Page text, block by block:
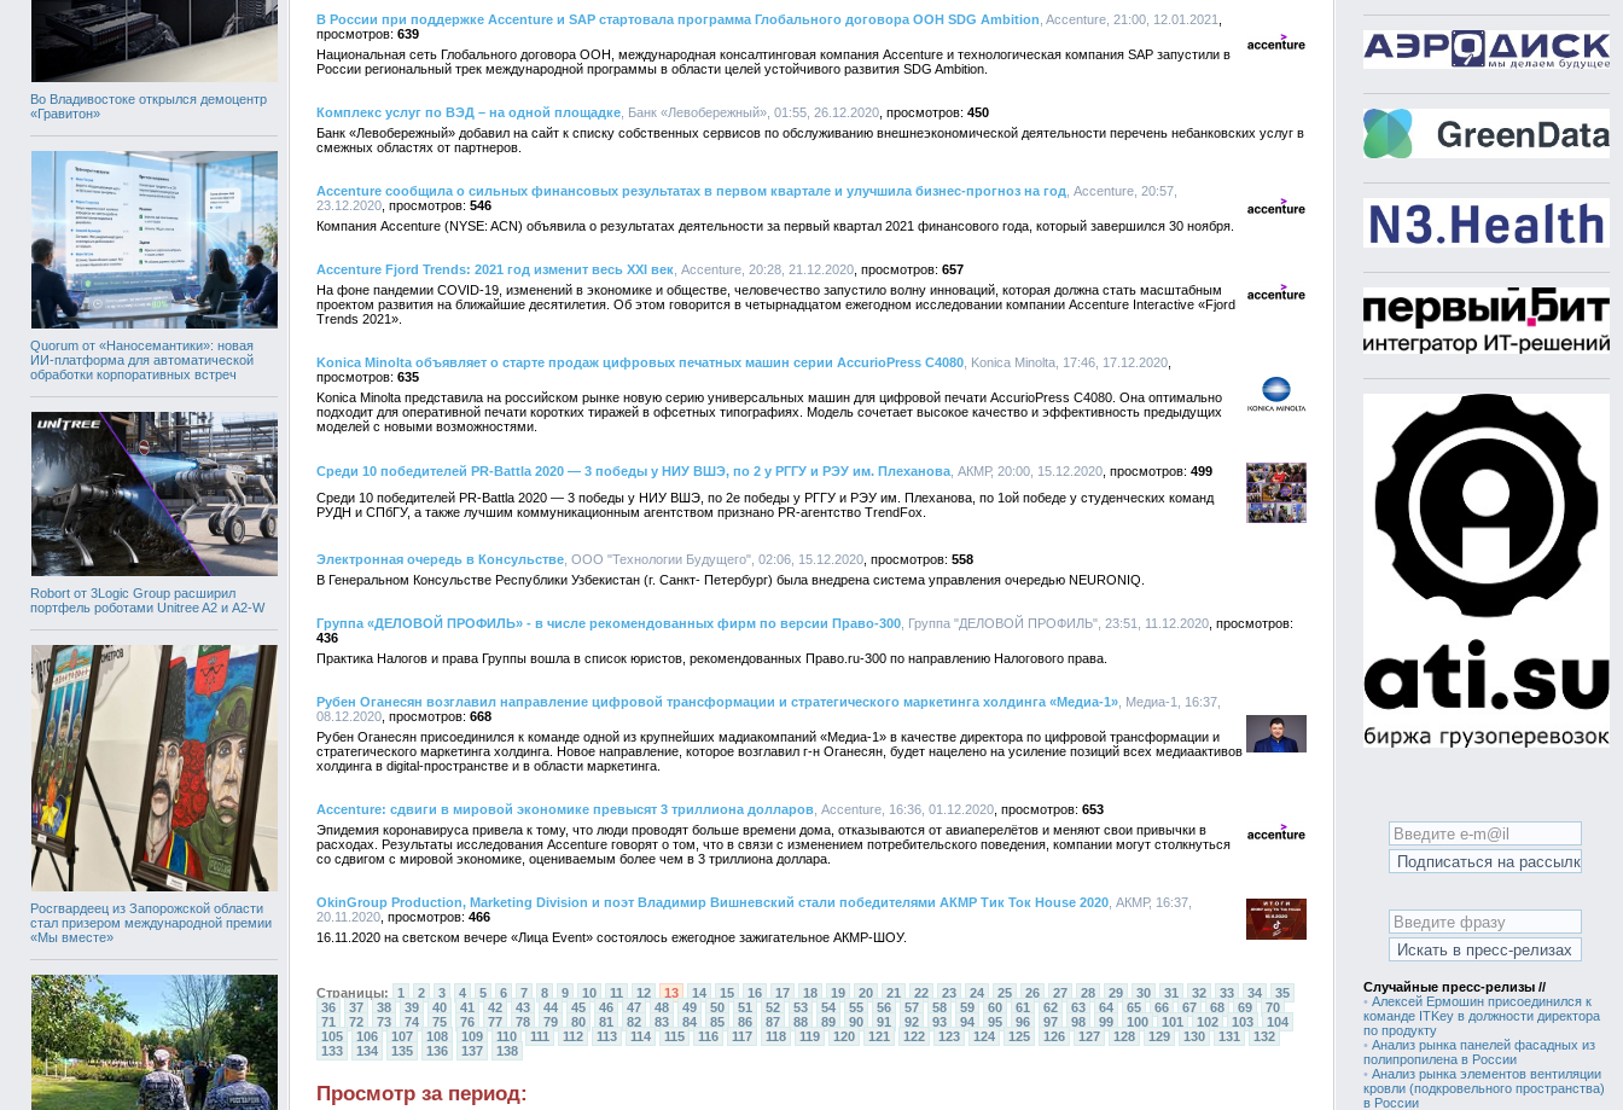
Во Владивостоке открылся демоцентр
«Гравитон»
Quorum от «Наносемантики»: новая
ИИ-платформа для автоматической
обработки корпоративных встреч
Robort от 3Logic Group расширил
портфель роботами Unitree A2 и A2-W
Росгвардеец из Запорожской области
стал призером международной премии
«Мы вместе»
В России при поддержке Accenture и SAP стартовала программа Глобального договора ООН SDG Ambition , Accenture, 21:00, 12.01.2021
639
Национальная сеть Глобального договора ООН, международная консалтинговая компания Accenture и технологическая компания SAP запустили в
России региональный трек международной программы в области целей устойчивого развития SDG Ambition.
Комплекс услуг по ВЭД – на одной площадке , Банк «Левобережный», 01:55, 26.12.2020
450
Банк «Левобережный» добавил на сайт к списку собственных сервисов по обслуживанию внешнеэкономической деятельности перечень небанковских услуг в
смежных областях от партнеров.
Accenture сообщила о сильных финансовых результатах в первом квартале и улучшила бизнес-прогноз на год , Accenture, 20:57,
23.12.2020
546
Компания Accenture (NYSE: ACN) объявила о результатах деятельности за первый квартал 2021 финансового года, который завершился 30 ноября.
Accenture Fjord Trends: 2021 год изменит весь XXI век , Accenture, 20:28, 21.12.2020
657
На фоне пандемии COVID-19, изменений в экономике и обществе, человечество запустило волну инноваций, которая должна стать масштабным
проектом развития на ближайшие десятилетия. Об этом говорится в четырнадцатом ежегодном исследовании компании Accenture Interactive «Fjord
Trends 2021».
Konica Minolta объявляет о старте продаж цифровых печатных машин серии AccurioPress C4080 , Konica Minolta, 17:46, 17.12.2020
635
Konica Minolta представила на российском рынке новую серию универсальных машин для цифровой печати AccurioPress C4080. Она оптимально
подходит для оперативной печати коротких тиражей в офсетных типографиях. Модель сочетает высокое качество и эффективность предыдущих
моделей с новыми возможностями.
Среди 10 победителей PR-Battla 2020 — 3 победы у НИУ ВШЭ, по 2 у РГГУ и РЭУ им. Плеханова , АКМР, 20:00, 15.12.2020
499
Среди 10 победителей PR-Battla 2020 — 3 победы у НИУ ВШЭ, по 2е победы у РГГУ и РЭУ им. Плеханова, по 1ой победе у студенческих команд
РУДН и СПбГУ, а также лучшим коммуникационным агентством признано PR-агентство TrendFox.
Электронная очередь в Консульстве , ООО "Технологии Будущего", 02:06, 15.12.2020
558
В Генеральном Консульстве Республики Узбекистан (г. Санкт- Петербург) была внедрена система управления очередью NEURONIQ.
Группа «ДЕЛОВОЙ ПРОФИЛЬ» - в числе рекомендованных фирм по версии Право-300 , Группа "ДЕЛОВОЙ ПРОФИЛЬ", 23:51, 11.12.2020
436
Практика Налогов и права Группы вошла в список юристов, рекомендованных Право.ru-300 по направлению Налогового права.
Рубен Оганесян возглавил направление цифровой трансформации и стратегического маркетинга холдинга «Медиа-1» , Медиа-1, 16:37,
08.12.2020
668
Рубен Оганесян присоединился к команде одной из крупнейших мадиакомпаний «Медиа-1» в качестве директора по цифровой трансформации и
стратегического маркетинга холдинга. Новое направление, которое возглавил г-н Оганесян, будет нацелено на усиление позиций всех медиаактивов
холдинга в digital-пространстве и в области маркетинга.
Accenture: сдвиги в мировой экономике превысят 3 триллиона долларов , Accenture, 16:36, 01.12.2020
653
Эпидемия коронавируса привела к тому, что люди проводят больше времени дома, отказываются от авиаперелётов и меняют свои привычки в
расходах. Результаты исследования Accenture говорят о том, что в связи с изменением потребительского поведения, компании могут столкнуться
со сдвигом с мировой экономике, оцениваемым более чем в 3 триллиона доллара.
OkinGroup Production, Marketing Division и поэт Владимир Вишневский стали победителями АКМР Тик Ток House 2020 , АКМР, 16:37,
20.11.2020
466
16.11.2020 на светском вечере «Лица Event» состоялось ежегодное зажигательное АКМР-ШОУ.
Страницы: 1 2 3 4 5 6 7 8 9 10 11 12 13 14 15 16 17 18 19 20 21 22 23 24 25 26 27 28 29 30 31 32 33 34
35
36
37 38 39 40 41 42 43 44 45 46 47 48 49 50 51 52 53 54 55 56 57 58 59 60 61 62 63 64 65 66 67 68 69
70
71
72 73 74 75 76 77 78 79 80 81 82 83 84 85 86 87 88 89 90 91 92 93 94 95 96 97 98 99 100 101 102 103
104
105
106 107 108 109 110 111 112 113 114 115 116 117 118 119 120 121 122 123 124 125 126 127 128 129 130 131
132
133
134 135 136 137 138
Просмотр за период:
Случайные пресс-релизы //
• Алексей Ермошин присоединился к
команде ITKey в должности директора
по продукту
• Анализ рынка панелей фасадных из
полипропилена в России
• Анализ рынка элементов вентиляции
кровли (подкровельного пространства)
в России